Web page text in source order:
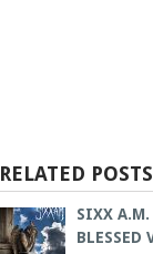
RELATED POSTS
SIXX A.M.
BLESSED